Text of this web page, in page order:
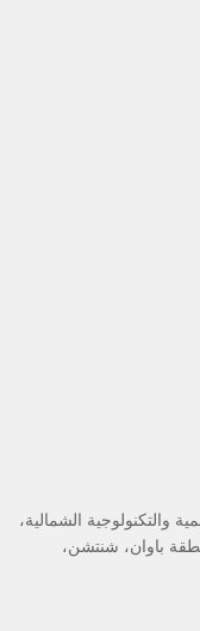
العلمية والتكنولوجية الشمالية،
باوان، شنتشن،